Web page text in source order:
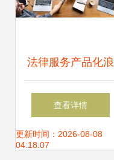
法律服务产品化浪
潮下的青年律师职
业发展 以互联网与
查看详情
更新时间：2026-08-08
04:18:07